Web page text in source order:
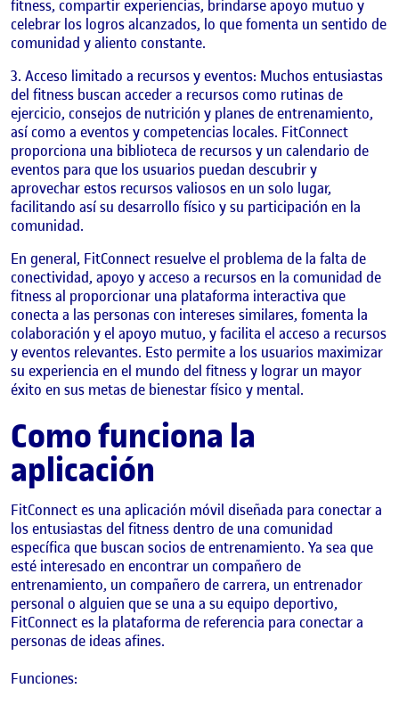
fitness, compartir experiencias, brindarse apoyo mutuo y
celebrar los logros alcanzados, lo que fomenta un sentido de
comunidad y aliento constante.
Acceso limitado a recursos y eventos: Muchos entusiastas
del fitness buscan acceder a recursos como rutinas de
ejercicio, consejos de nutrición y planes de entrenamiento,
así como a eventos y competencias locales. FitConnect
proporciona una biblioteca de recursos y un calendario de
eventos para que los usuarios puedan descubrir y
aprovechar estos recursos valiosos en un solo lugar,
facilitando así su desarrollo físico y su participación en la
comunidad.
En general, FitConnect resuelve el problema de la falta de
conectividad, apoyo y acceso a recursos en la comunidad de
fitness al proporcionar una plataforma interactiva que
conecta a las personas con intereses similares, fomenta la
colaboración y el apoyo mutuo, y facilita el acceso a recursos
y eventos relevantes. Esto permite a los usuarios maximizar
su experiencia en el mundo del fitness y lograr un mayor
éxito en sus metas de bienestar físico y mental.
Como funciona la
aplicación
FitConnect es una aplicación móvil diseñada para conectar a
los entusiastas del fitness dentro de una comunidad
específica que buscan socios de entrenamiento. Ya sea que
esté interesado en encontrar un compañero de
entrenamiento, un compañero de carrera, un entrenador
personal o alguien que se una a su equipo deportivo,
FitConnect es la plataforma de referencia para conectar a
personas de ideas afines.
Funciones: